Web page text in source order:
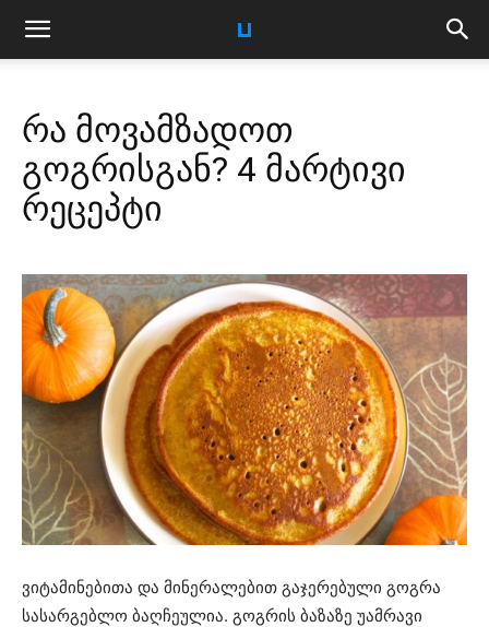
რა მოვამზადოთ
გოგრისგან? 4 მარტივი
რეცეპტი
ვიტამინებითა და მინერალებით გაჯერებული გოგრა
სასარგებლო ბაღჩეულია. გოგრის ბაზაზე უამრავი